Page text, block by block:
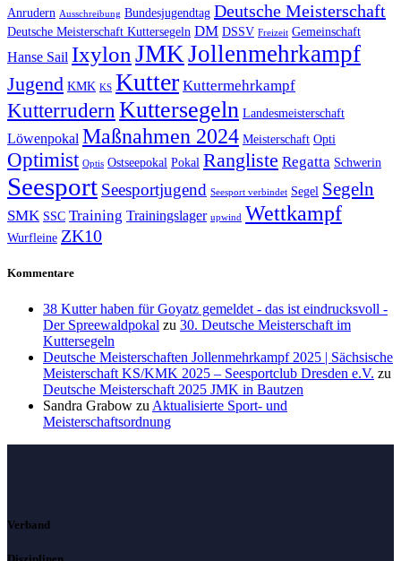
Anrudern Ausschreibung Bundesjugendtag Deutsche Meisterschaft
Deutsche Meisterschaft Kuttersegeln DM DSSV Freizeit Gemeinschaft
Hanse Sail Ixylon JMKJollenmehrkampf
Jugend KMK KS Kutter Kuttermehrkampf
Kutterrudern Kuttersegeln Landesmeisterschaft
Löwenpokal Maßnahmen 2024 Meisterschaft Opti
Optimist Optis Ostseepokal Pokal Rangliste Regatta Schwerin
Seesport Seesportjugend Seesport verbindet Segel Segeln
SMK SSC Training Trainingslager upwind Wettkampf
Wurfleine ZK10
Kommentare
38 Kutter haben für Goyatz gemeldet - das ist eindrucksvoll -
Der Spreewaldpokal zu 30. Deutsche Meisterschaft im
Kuttersegeln
Deutsche Meisterschaften Jollenmehrkampf 2025 | Sächsische
Meisterschaft KS/KMK 2025 – Seesportclub Dresden e.V. zu
Deutsche Meisterschaft 2025 JMK in Bautzen
Sandra Grabow zu Aktualisierte Sport- und
Meisterschaftsordnung
Verband